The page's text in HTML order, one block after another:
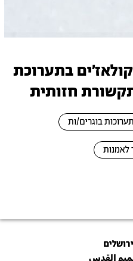
בתערוכת
חזותית
תערוכות בוגרים/ות
לאמנות
القدس